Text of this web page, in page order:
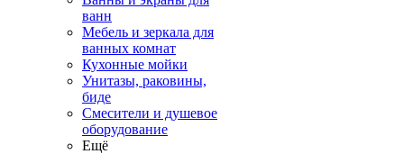
ванн
Мебель и зеркала для
ванных комнат
Кухонные мойки
Унитазы, раковины,
биде
Смесители и душевое
оборудование
Ещё